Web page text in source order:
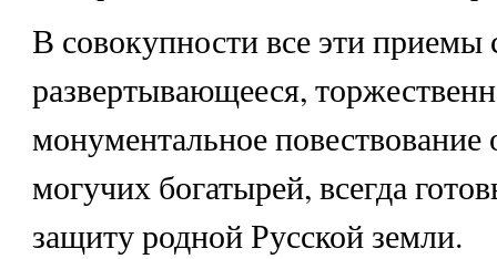
В совокупности все эти приемы
развертывающееся,
монументальное повествование
могучих богатырей, всегда
защиту родной Русской земли.